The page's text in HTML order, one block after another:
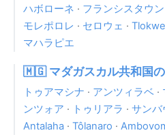
ハボローネ · フランシスタウン
モレポロレ · セロウェ ·
マハラピエ
🇲🇬 マダガスカル共和国
トゥアマシナ · アンツィラベ ·
ンツォア · トゥリアラ · サンバ
Antalaha · Tôlanaro ·